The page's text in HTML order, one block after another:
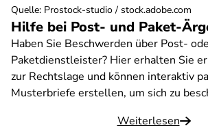
Hilfe bei Post- und Paket-
Haben Sie Beschwerden über Post-
Paketdienstleister? Hier erhalten Sie
zur Rechtslage und können interaktiv
Musterbriefe erstellen, um sich zu
Weiterlesen
Quelle: Prostock-studio / stock.adobe.com